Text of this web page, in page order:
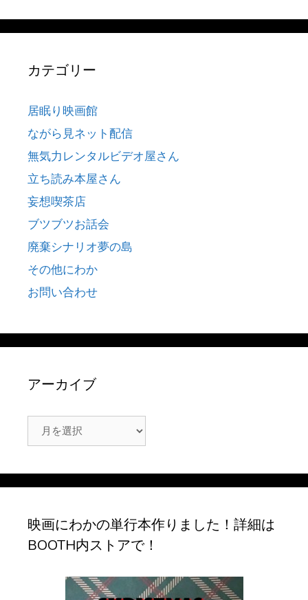
カテゴリー
居眠り映画館
ながら見ネット配信
無気力レンタルビデオ屋さん
立ち読み本屋さん
妄想喫茶店
ブツブツお話会
廃棄シナリオ夢の島
その他にわか
お問い合わせ
アーカイブ
ー
映画にわかの単行本作りました！詳細は
BOOTH内ストアで！